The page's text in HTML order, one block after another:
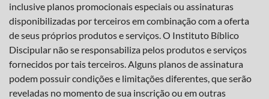
inclusive planos promocionais especiais ou assinaturas
disponibilizadas por terceiros em combinação com a oferta
de seus próprios produtos e serviços. O Instituto Bíblico
Discipular não se responsabiliza pelos produtos e serviços
fornecidos por tais terceiros. Alguns planos de assinatura
podem possuir condições e limitações diferentes, que serão
reveladas no momento de sua inscrição ou em outras